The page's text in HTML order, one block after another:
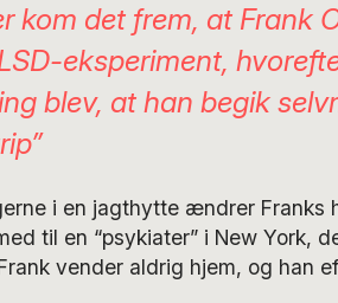
kom det frem, at Frank
eksperiment,
blev, at han begik
i en jagthytte ændrer Franks
til en “psykiater” i New York,
vender aldrig hjem, og han